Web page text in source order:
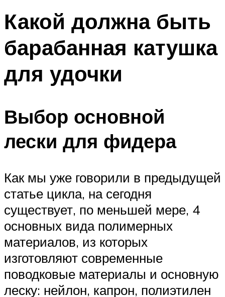
Какой должна быть
барабанная катушка
для удочки
Выбор основной
лески для фидера
Как мы уже говорили в предыдущей
статье цикла, на сегодня
существует, по меньшей мере, 4
основных вида полимерных
материалов, из которых
изготовляют современные
поводковые материалы и основную
леску: нейлон, капрон, полиэтилен